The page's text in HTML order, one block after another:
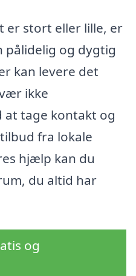
er stort eller lille, er
og dygtig
kan levere det
ikke
at tage kontakt og
fra lokale
hjælp kan du
du altid har
og